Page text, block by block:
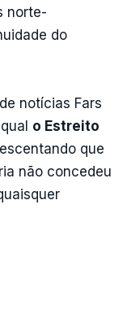
norte-
do
notícias Fars
o Estreito
que
não concedeu